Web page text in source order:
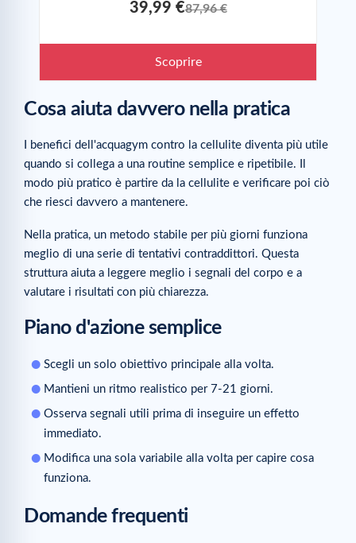
39,99 €87,96 €
Scoprire
Cosa aiuta davvero nella pratica
I benefici dell'acquagym contro la cellulite diventa più utile
quando si collega a una routine semplice e ripetibile. Il
modo più pratico è partire da la cellulite e verificare poi ciò
che riesci davvero a mantenere.
Nella pratica, un metodo stabile per più giorni funziona
meglio di una serie di tentativi contraddittori. Questa
struttura aiuta a leggere meglio i segnali del corpo e a
valutare i risultati con più chiarezza.
Piano d'azione semplice
Scegli un solo obiettivo principale alla volta.
Mantieni un ritmo realistico per 7-21 giorni.
Osserva segnali utili prima di inseguire un effetto
immediato.
Modifica una sola variabile alla volta per capire cosa
funziona.
Domande frequenti